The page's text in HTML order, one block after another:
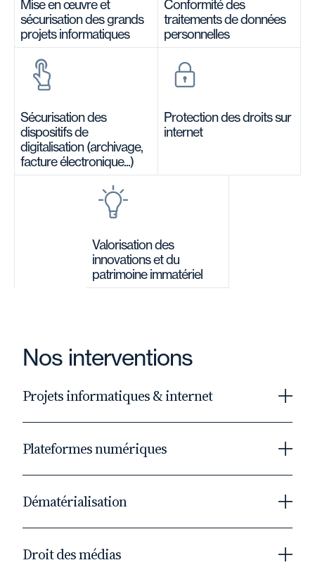
Mise en œuvre et
sécurisation des grands
projets informatiques
Conformité des
traitements de données
personnelles
Sécurisation des
dispositifs de
digitalisation (archivage,
facture électronique...)
Protection des droits sur
internet
Valorisation des
innovations et du
patrimoine immatériel
Nos interventions
Projets informatiques & internet
transversales qui impactent les pratiques
contractuelles, les règles de responsabilité, les
personnelles. Différents acteurs interviennent
dans cet écosystème tels que des concepteurs
de sites web, des éditeurs de contenus, des
Plateformes numériques
transformation digitale quels que soit la taille
de l’opérateur et son secteur d’activité.
dans les domaines suivants :
Dématérialisation
impliquent la dématérialisation des
Droit des médias